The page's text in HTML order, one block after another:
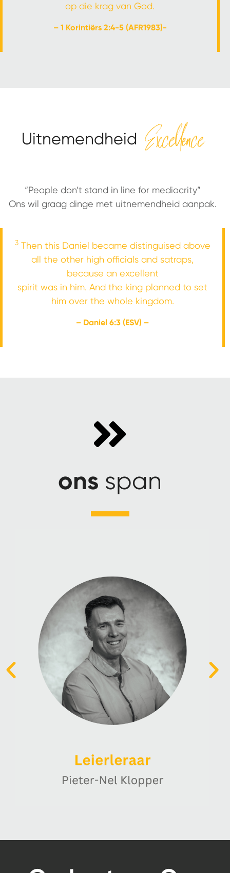
op die krag van God.
– 1 Korintiërs 2:4-5 (AFR1983)-
UitnemendheidExcellence
“People don’t stand in line for mediocrity”
Ons wil graag dinge met uitnemendheid aanpak.
3Then this Daniel became distinguised above
all the other high officials and satraps,
because an excellent
spirit was in him. And the king planned to set
him over the whole kingdom.
– Daniel 6:3 (ESV) –
ons span